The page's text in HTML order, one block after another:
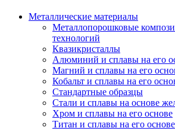
Металлические материалы
Металлопорошковые
технологий
Квазикристаллы
Алюминий и сплавы на его
Магний и сплавы на его
Кобальт и сплавы на его
Стандартные образцы
Стали и сплавы на основе
Хром и сплавы на его основе
Титан и сплавы на его основе